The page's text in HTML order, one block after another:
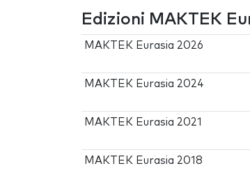
Edizioni MAKTEK
MAKTEK Eurasia 2026
MAKTEK Eurasia 2024
MAKTEK Eurasia 2021
MAKTEK Eurasia 2018